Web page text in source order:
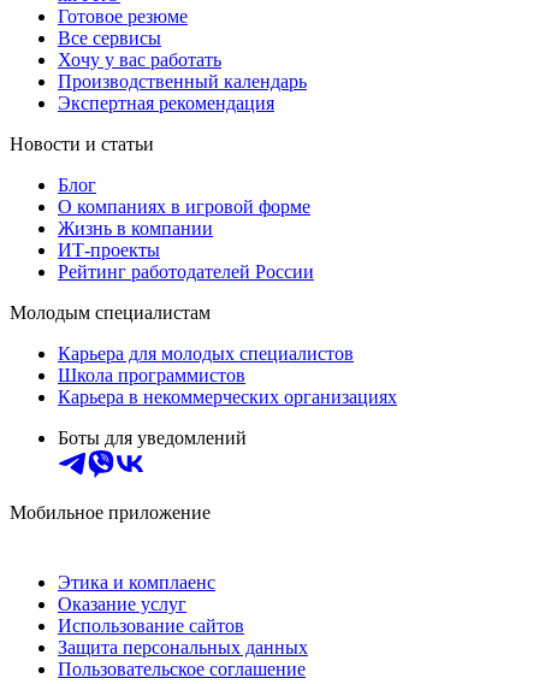
Готовое резюме
Все сервисы
Хочу у вас работать
Производственный календарь
Экспертная рекомендация
Новости и статьи
Блог
О компаниях в игровой форме
Жизнь в компании
ИТ-проекты
Рейтинг работодателей России
Молодым специалистам
Карьера для молодых специалистов
Школа программистов
Карьера в некоммерческих организациях
Боты для уведомлений
Мобильное приложение
Этика и комплаенс
Оказание услуг
Использование сайтов
Защита персональных данных
Пользовательское соглашение